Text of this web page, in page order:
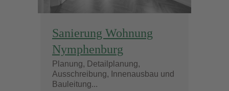
Sanierung Wohnung
Nymphenburg
Planung, Detailplanung,
Ausschreibung, Innenausbau und
Bauleitung...